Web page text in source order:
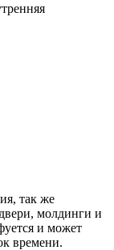
так же
молдинги и
и может
времени.